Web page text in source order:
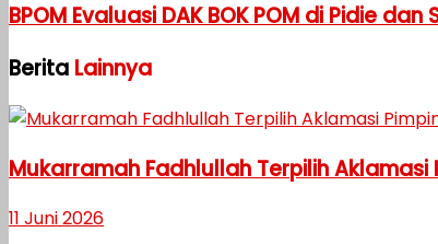
BPOM Evaluasi DAK BOK POM di Pidie
Berita Lainnya
Mukarramah Fadhlullah Terpilih Aklamasi
11 Juni 2026